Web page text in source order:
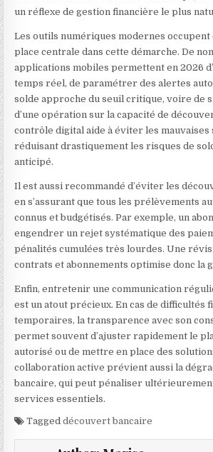
un réflexe de gestion financière le plus
Les outils numériques modernes occupent
place centrale dans cette démarche. De
applications mobiles permettent en 2026
temps réel, de paramétrer des alertes
solde approche du seuil critique, voire de
d’une opération sur la capacité de
contrôle digital aide à éviter les
réduisant drastiquement les risques de
anticipé.
Il est aussi recommandé d’éviter les
en s’assurant que tous les prélèvements
connus et budgétisés. Par exemple, un
engendrer un rejet systématique des
pénalités cumulées très lourdes. Une
contrats et abonnements optimise donc la
Enfin, entretenir une communication
est un atout précieux. En cas de difficultés
temporaires, la transparence avec son
permet souvent d’ajuster rapidement le
autorisé ou de mettre en place des
collaboration active prévient aussi la
bancaire, qui peut pénaliser ultérieurement
services essentiels.
Taggeddécouvert bancaire